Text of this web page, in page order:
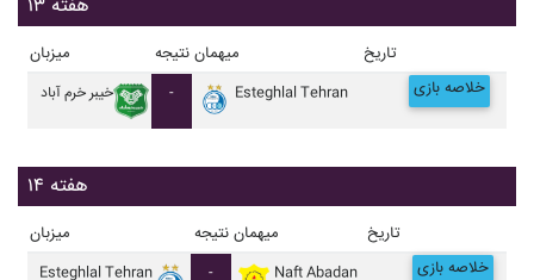
هفته ۱۳
میزبان نتیجه میهمان تاریخ
خيبر خرم آباد - Esteghlal Tehran خلاصه بازی
هفته ۱۴
میزبان نتیجه میهمان تاریخ
Esteghlal Tehran - Naft Abadan خلاصه بازی